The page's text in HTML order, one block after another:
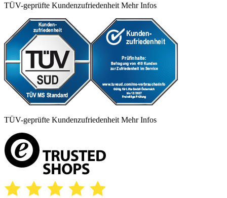
TÜV-geprüfte Kundenzufriedenheit Mehr Infos
TÜV-geprüfte Kundenzufriedenheit Mehr Infos